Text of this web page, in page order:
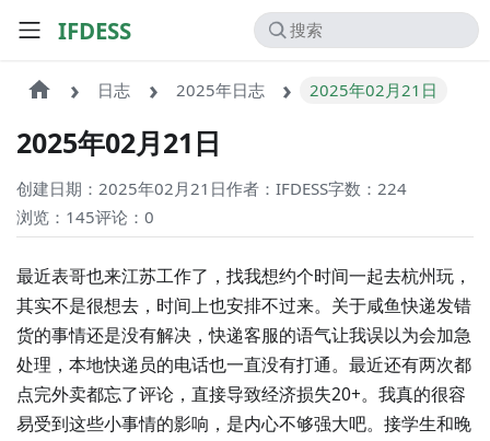
IFDESS
日志 2025年日志 2025年02月21日
2025年02月21日
创建日期：2025年02月21日作者：IFDESS字数：224
浏览：145评论：0
最近表哥也来江苏工作了，找我想约个时间一起去杭州玩，
其实不是很想去，时间上也安排不过来。关于咸鱼快递发错
货的事情还是没有解决，快递客服的语气让我误以为会加急
处理，本地快递员的电话也一直没有打通。最近还有两次都
点完外卖都忘了评论，直接导致经济损失20+。我真的很容
易受到这些小事情的影响，是内心不够强大吧。接学生和晚